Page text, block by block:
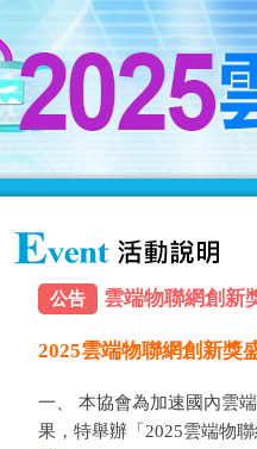
公告 雲端物聯網創新
2025雲端物聯網創新獎
一、 本協會為加速國內雲
果，特舉辦「2025雲端物